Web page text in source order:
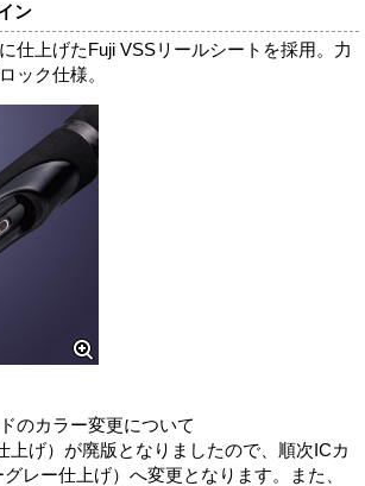
ン
仕上げたFuji VSSリールシートを採用。力
ック仕様。
のカラー変更について
上げ）が廃版となりましたので、順次ICカ
レー仕上げ）へ変更となります。また、